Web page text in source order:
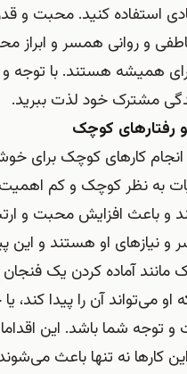
استفاده کنید. محبت و
و روانی همسر و ابراز
همیشه هستند. با توجه و
مشترک خود لذت ببرید.
رفتارهای کوچک
کارهای کوچک برای
به نظر کوچک و کم اهمیت
و باعث افزایش محبت و
نیازهای او هستند و این
مانند آماده کردن یک
او می‌تواند آن را پیدا
توجه شما باشد. این
کارها نه تنها باعث